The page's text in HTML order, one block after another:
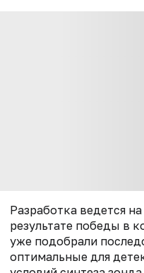
Разработка ведется
результате победы в
уже подобрали
оптимальные для